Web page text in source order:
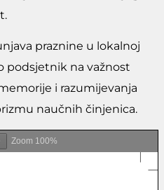
praznine u lokalnoj
podsjetnik na važnost
i razumijevanja
naučnih činjenica.
Zoom 100%